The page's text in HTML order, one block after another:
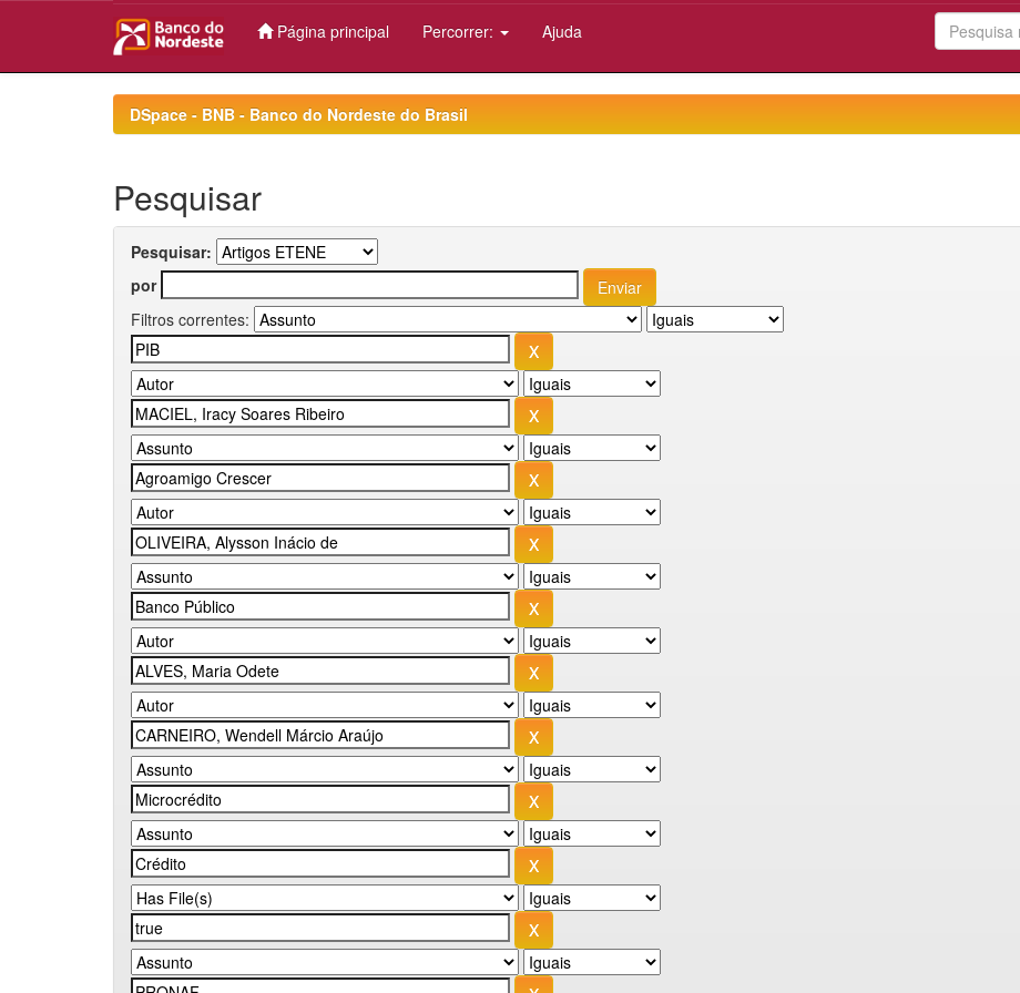
Página principal Percorrer: Ajuda
DSpace - BNB - Banco do Nordeste do Brasil
Pesquisar
Pesquisar:
por
Filtros correntes: